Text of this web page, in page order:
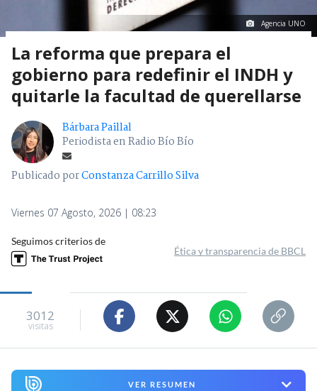
Agencia UNO
La reforma que prepara el
gobierno para redefinir el INDH y
quitarle la facultad de querellarse
Bárbara Paillal
Periodista en Radio Bío Bío
Publicado porConstanza Carrillo Silva
Viernes 07 Agosto, 2026 | 08:23
Seguimos criterios de
Ética y transparencia de BBCL
3012
visitas
VER RESUMEN